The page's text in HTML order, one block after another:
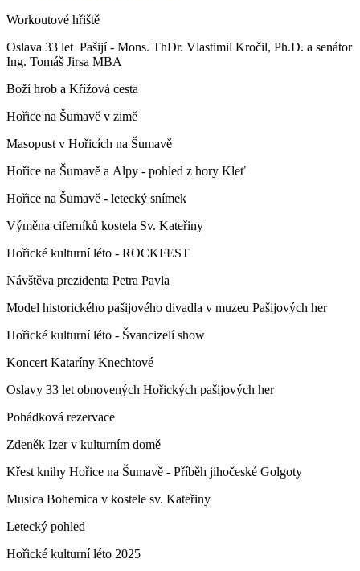
Workoutové hřiště
Oslava 33 let Pašijí - Mons. ThDr. Vlastimil Kročil, Ph.D. a senátor
Ing. Tomáš Jirsa MBA
Boží hrob a Křížová cesta
Hořice na Šumavě v zimě
Masopust v Hořicích na Šumavě
Hořice na Šumavě a Alpy - pohled z hory Kleť
Hořice na Šumavě - letecký snímek
Výměna ciferníků kostela Sv. Kateřiny
Hořické kulturní léto - ROCKFEST
Návštěva prezidenta Petra Pavla
Model historického pašijového divadla v muzeu Pašijových her
Hořické kulturní léto - Švancizelí show
Koncert Kataríny Knechtové
Oslavy 33 let obnovených Hořických pašijových her
Pohádková rezervace
Zdeněk Izer v kulturním domě
Křest knihy Hořice na Šumavě - Příběh jihočeské Golgoty
Musica Bohemica v kostele sv. Kateřiny
Letecký pohled
Hořické kulturní léto 2025